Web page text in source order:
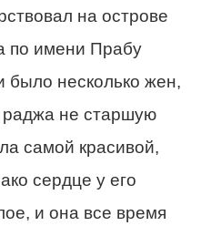
на острове
по имени Прабу
несколько жен,
не старшую
самой красивой,
сердце у его
и она все время